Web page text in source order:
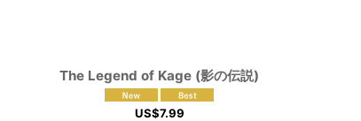
The Legend of Kage (影の伝説)
US$7.99